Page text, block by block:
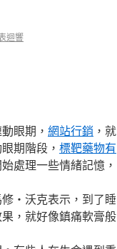
迴響
眼期， 網站行銷 ，就
期階段， 標靶藥物有
處理一些情緒記憶，
修‧沃克表示，到了睡
，就好像鎮痛軟膏般